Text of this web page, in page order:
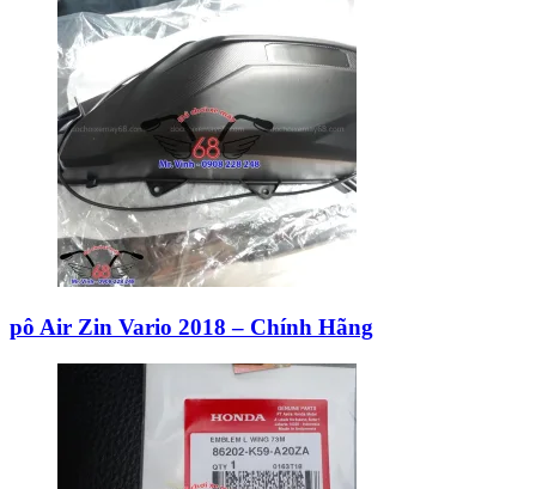
pô Air Zin Vario 2018 – Chính Hãng